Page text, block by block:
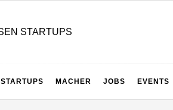
STARTUPS MACHER JOBS EVENTS